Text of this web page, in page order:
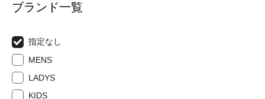
ブランド一覧
指定なし
MENS
LADYS
KIDS